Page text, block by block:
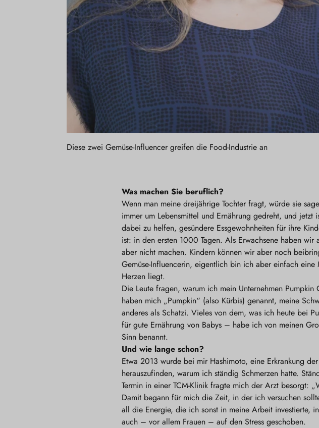
Diese zwei Gemüse-Influencer greifen die Food-Industrie an
Was machen Sie beruflich?
Wenn man meine dreijährige Tochter fragt, würde sie
immer um Lebensmittel und Ernährung gedreht, und
dabei zu helfen, gesündere Essgewohnheiten für ihre
ist: in den ersten 1000 Tagen. Als Erwachsene haben
aber nicht machen. Kindern können wir aber noch
Gemüse-Influencerin, eigentlich bin ich aber einfach
Herzen liegt.
Die Leute fragen, warum ich mein Unternehmen
haben mich „Pumpkin“ (also Kürbis) genannt, meine
anderes als Schatzi. Vieles von dem, was ich heute bei
für gute Ernährung von Babys – habe ich von meinen
Sinn benannt.
Und wie lange schon?
Etwa 2013 wurde bei mir Hashimoto, eine Erkrankung
herauszufinden, warum ich ständig Schmerzen hatte.
Termin in einer TCM-Klinik fragte mich der Arzt besorgt:
Damit begann für mich die Zeit, in der ich versuchen
all die Energie, die ich sonst in meine Arbeit investierte,
auch – vor allem Frauen – auf den Stress geschoben.